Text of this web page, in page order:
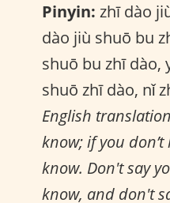
Pinyin: zhī dào
dào jiù shuō bu
shuō bu zhī dào,
shuō zhī dào, nǐ
English
know; if you don’t
know. Don't say
know, and don't